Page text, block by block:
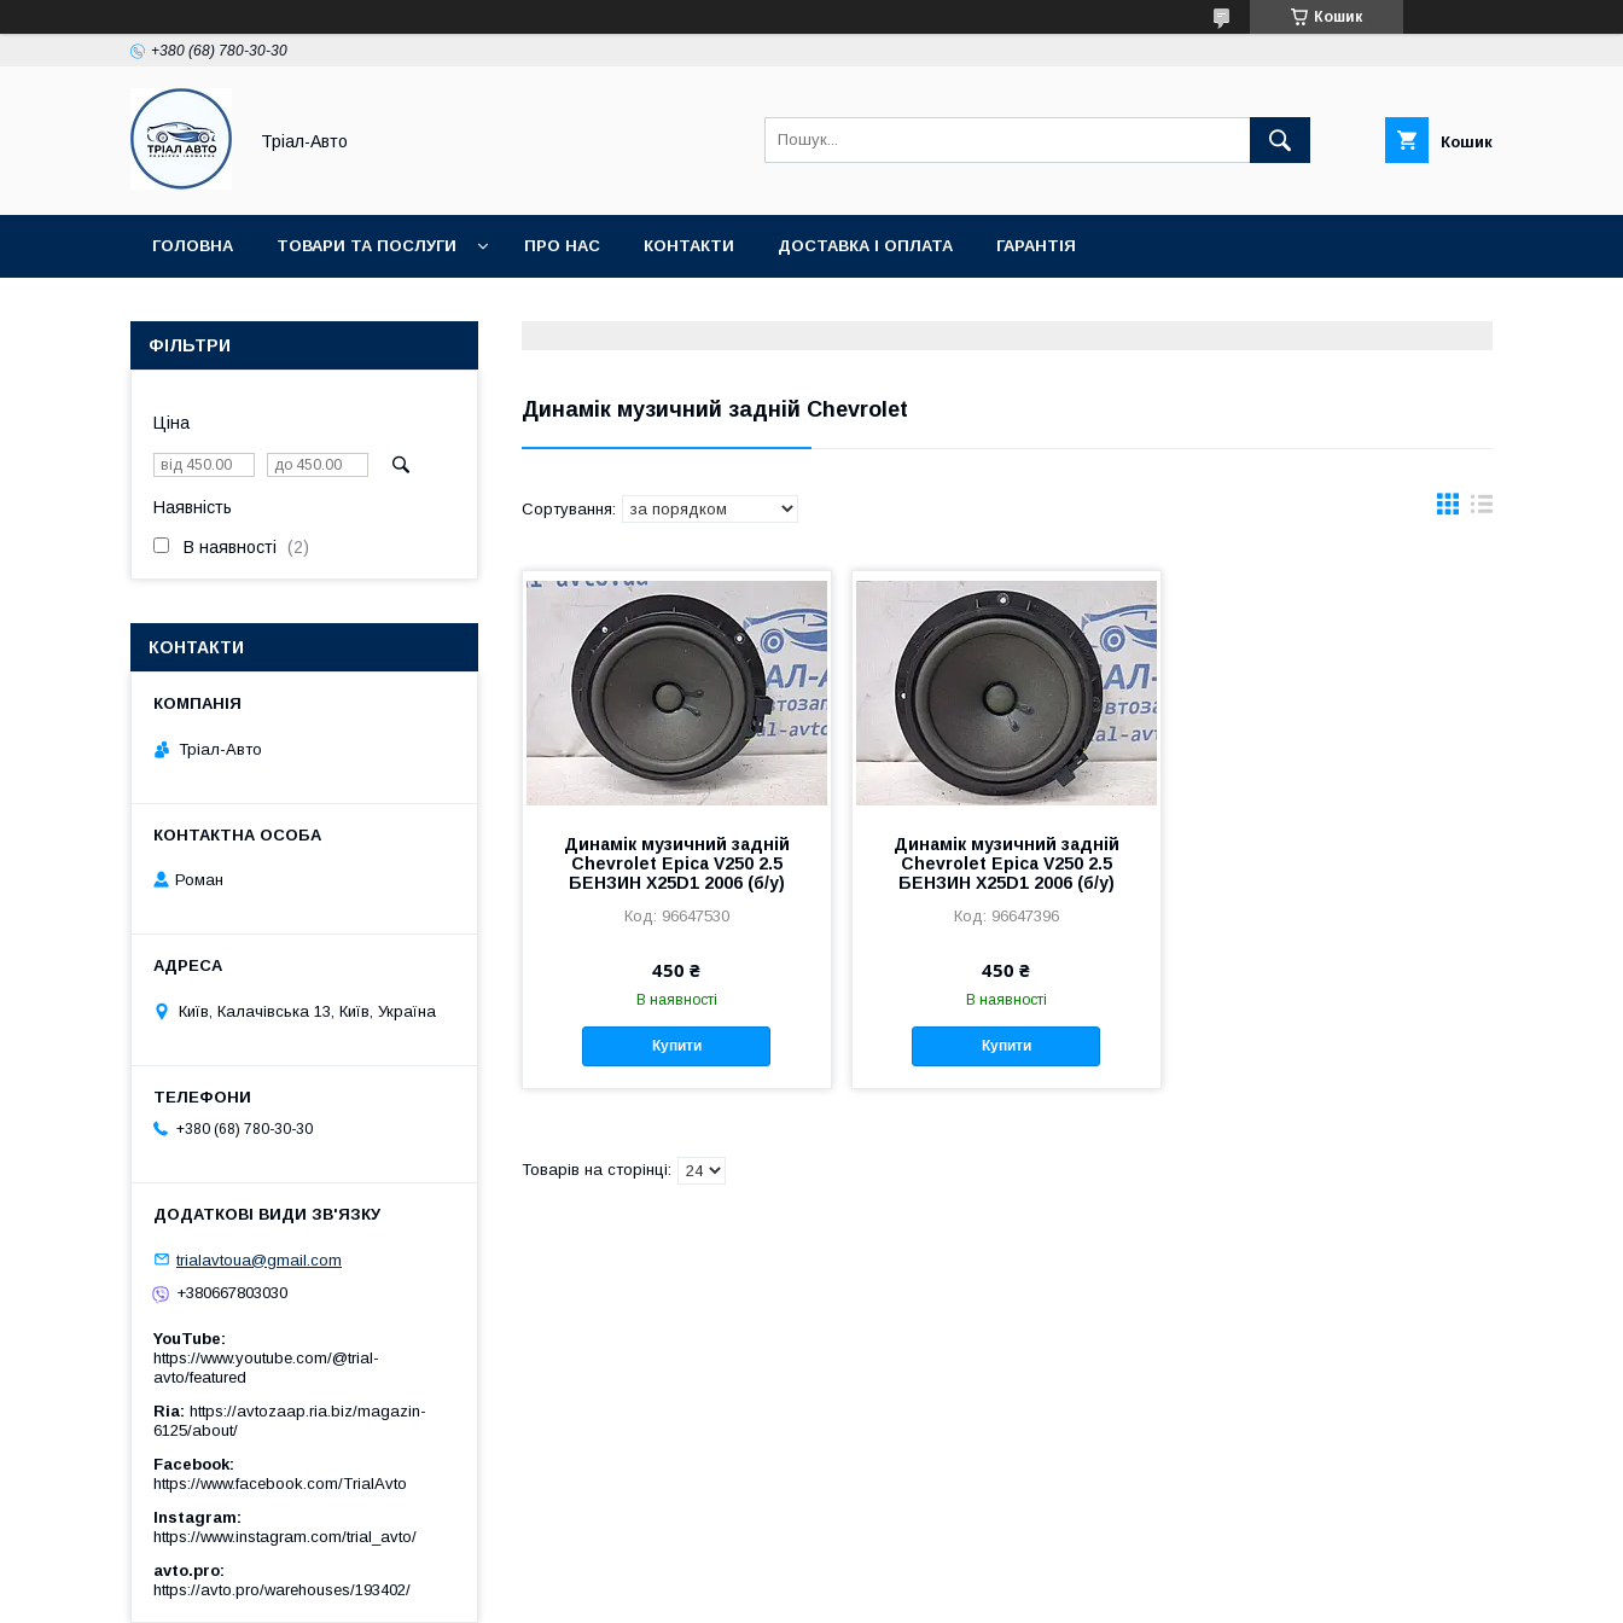
Кошик
+380 (68) 780-30-30
Тріал-Авто Кошик
ГОЛОВНА ТОВАРИ ТА ПОСЛУГИ ПРО НАС КОНТАКТИ ДОСТАВКА І ОПЛАТА ГАРАНТІЯ
Динамік музичний задній Chevrolet
Динамік музичний задній
Chevrolet Epica V250 2.5
БЕНЗИН X25D1 2006 (б/у)
96647530
450 ₴
В наявності
Купити
Динамік музичний задній
Chevrolet Epica V250 2.5
БЕНЗИН X25D1 2006 (б/у)
96647396
450 ₴
В наявності
Купити
ФІЛЬТРИ
Ціна
Наявність
В наявності 2
КОНТАКТИ
Тріал-Авто
Роман
Київ, Калачівська 13, Київ, Україна
+380 (68) 780-30-30
trialavtoua@gmail.com
+380667803030
YouTube
https://www.youtube.com/@trial-
avto/featured
Ria https://avtozaap.ria.biz/magazin-
6125/about/
Facebook
https://www.facebook.com/TrialAvto
Instagram
https://www.instagram.com/trial_avto/
avto.pro
https://avto.pro/warehouses/193402/